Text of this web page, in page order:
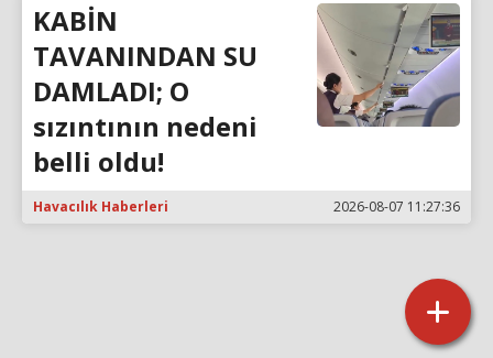
KABİN
TAVANINDAN SU
DAMLADI; O
sızıntının nedeni
belli oldu!
Havacılık Haberleri 2026-08-07 11:27:36